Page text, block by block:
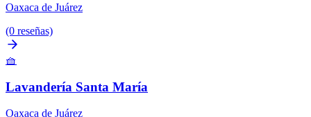
Oaxaca de Juárez
(0 reseñas)
🧺
Lavandería Santa María
Oaxaca de Juárez